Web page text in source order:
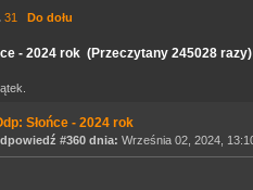
31 Do dołu
- 2024 rok (Przeczytany 245028 razy)
Słońce - 2024 rok
#360 dnia: Września 02, 2024,